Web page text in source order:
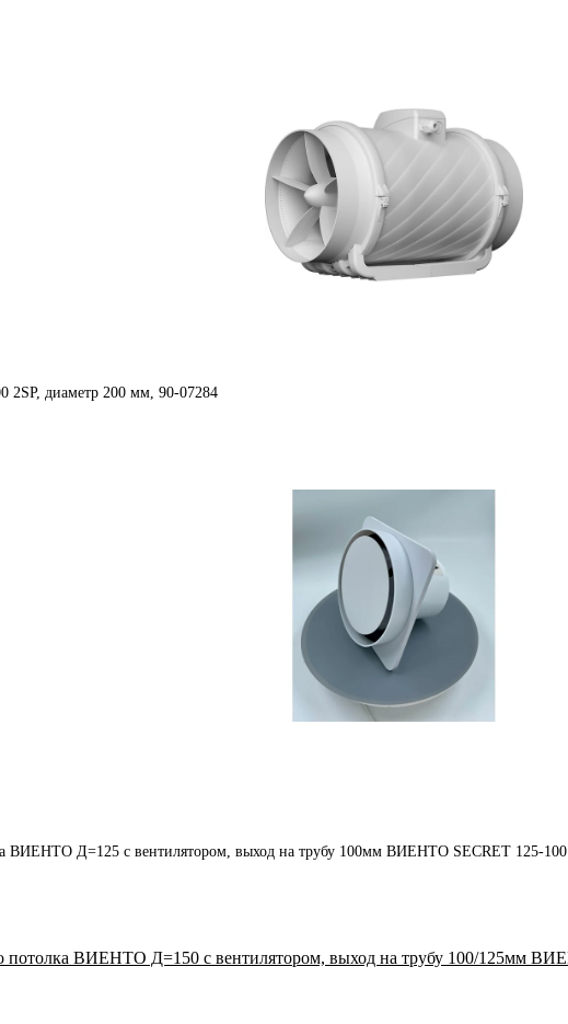
2SP, диаметр 200 мм, 90-07284
ВИЕНТО Д=125 с вентилятором, выход на трубу 100мм ВИЕНТО SECRET 125-100